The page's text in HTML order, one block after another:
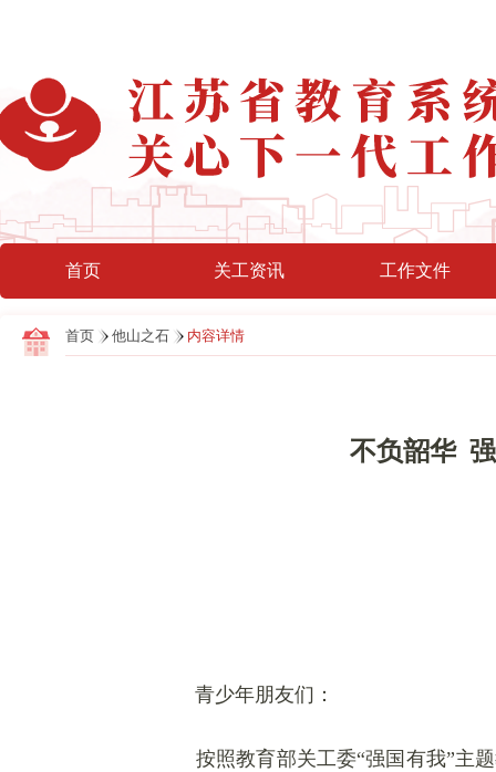
首页 关工资讯 工作文件
首页 他山之石 内容详情
不负韶华
青少年朋友们：
按照教育部关工委“强国有我”主